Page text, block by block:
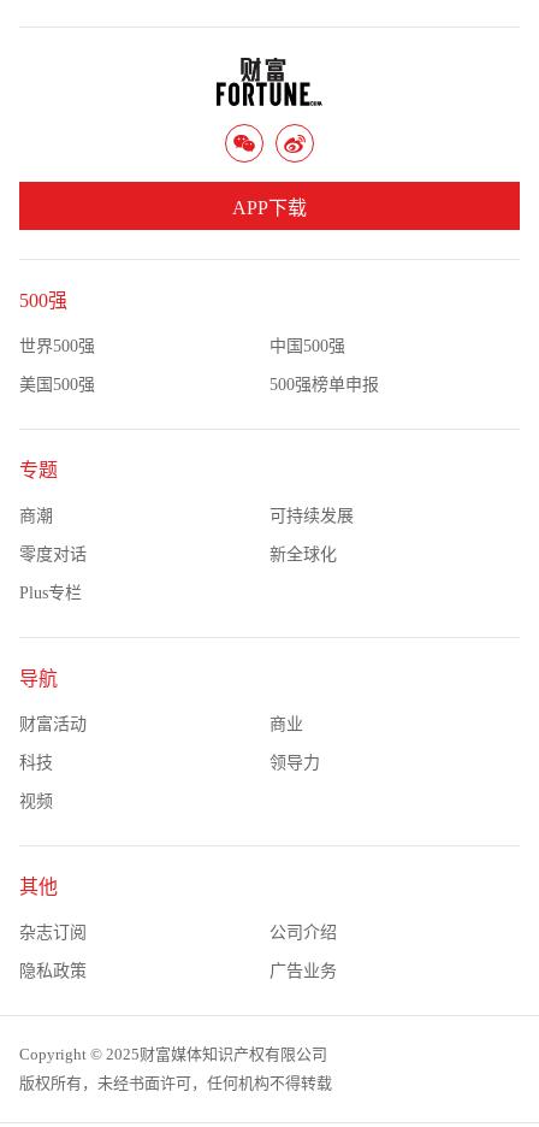
500强
世界500强 中国500强
美国500强 500强榜单申报
专题
商潮 可持续发展
零度对话 新全球化
Plus专栏
导航
财富活动 商业
科技 领导力
视频
其他
杂志订阅 公司介绍
隐私政策 广告业务
APP下载
Copyright © 2025财富媒体知识产权有限公司
版权所有，未经书面许可，任何机构不得转载